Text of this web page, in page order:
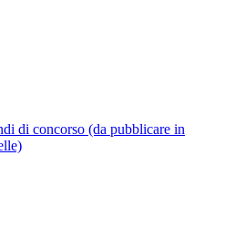
di concorso (da pubblicare in